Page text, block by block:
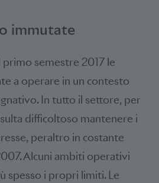
immutate
primo semestre 2017 le
a operare in un contesto
In tutto il settore, per
difficoltoso mantenere i
peraltro in costante
Alcuni ambiti operativi
spesso i propri limiti. Le